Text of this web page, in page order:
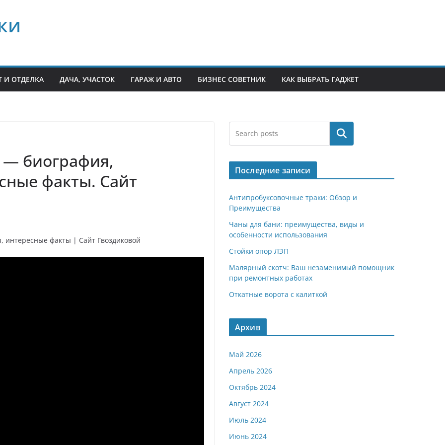
И ОТДЕЛКА ДАЧА, УЧАСТОК ГАРАЖ И АВТО БИЗНЕС СОВЕТНИК КАК ВЫБРАТЬ ГАДЖЕТ
— биография,
факты. Сайт
Поиск
Последние записи
Антипробуксовочные траки: Обзор и
Преимущества
Чаны для бани: преимущества, виды и
особенности использования
Стойки опор ЛЭП
Малярный скотч: Ваш незаменимый помощник
при ремонтных работах
Откатные ворота с калиткой
Архив
Май 2026
Апрель 2026
Октябрь 2024
Август 2024
Июль 2024
Июнь 2024